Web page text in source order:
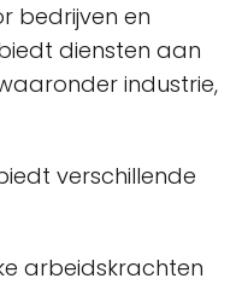
bedrijven en
diensten aan
industrie,
verschillende
arbeidskrachten